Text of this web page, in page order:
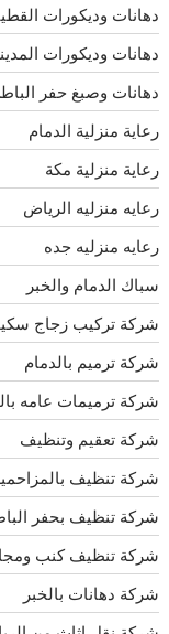
دهانات وديكورات
دهانات وديكورات
دهانات وصبغ حفر
رعاية منزلية الدمام
رعاية منزلية مكة
رعايه منزليه الرياض
رعايه منزليه جده
سباك الدمام والخبر
شركة تركيب زجاج
شركة ترميم بالدمام
شركة ترميمات عامه
شركة تعقيم وتنظيف
شركة تنظيف
شركة تنظيف بحفر
شركة تنظيف كنب
شركة دهانات بالخبر